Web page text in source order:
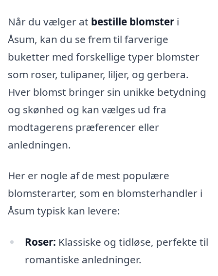
Når du vælger at bestille blomster i
Åsum, kan du se frem til farverige
buketter med forskellige typer blomster
som roser, tulipaner, liljer, og gerbera.
Hver blomst bringer sin unikke betydning
og skønhed og kan vælges ud fra
modtagerens præferencer eller
anledningen.
Her er nogle af de mest populære
blomsterarter, som en blomsterhandler i
Åsum typisk kan levere:
Roser: Klassiske og tidløse, perfekte til
romantiske anledninger.